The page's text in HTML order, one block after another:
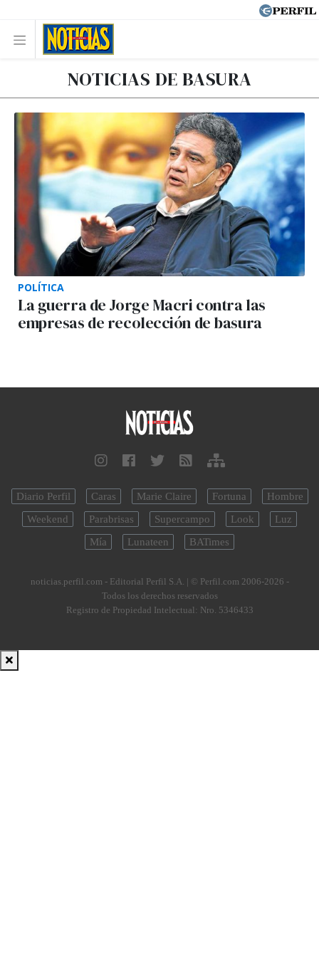
NOTICIAS DE BASURA
POLÍTICA
La guerra de Jorge Macri contra las
empresas de recolección de basura
Diario Perfil Caras Marie Claire Fortuna
Hombre
Weekend
Parabrisas Supercampo Look
Luz
Mía
Lunateen BATimes
noticias.perfil.com - Editorial Perfil S.A. | © Perfil.com 2006-2026 -
Todos los derechos reservados
Registro de Propiedad Intelectual: Nro. 5346433